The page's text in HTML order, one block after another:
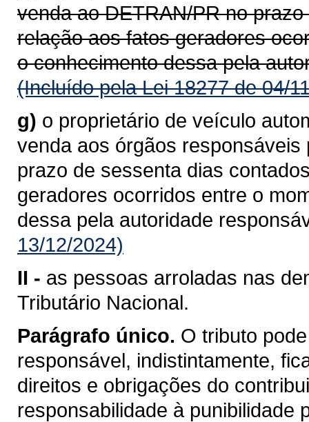
venda ao DETRAN/PR no
relação aos fatos geradores
o conhecimento dessa pela
(Incluído pela Lei 18277 de 04/
g) o proprietário de veículo
venda aos órgãos
prazo de sessenta dias
geradores ocorridos entre o
dessa pela autoridade
13/12/2024)
II - as pessoas arroladas nas
Tributário Nacional.
Parágrafo único. O tributo
responsável, indistintamente,
direitos e obrigações do
responsabilidade à punibilidade